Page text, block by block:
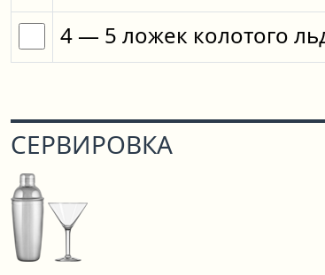
4 — 5 ложек колотого
СЕРВИРОВКА